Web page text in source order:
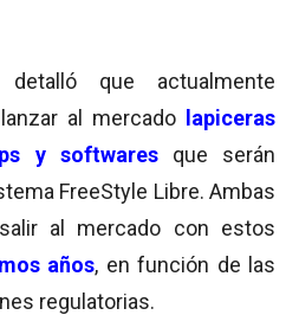
que actualmente
al mercado
lapiceras
y softwaresque serán
FreeStyle Libre. Ambas
al mercado con estos
años, en función de las
regulatorias.